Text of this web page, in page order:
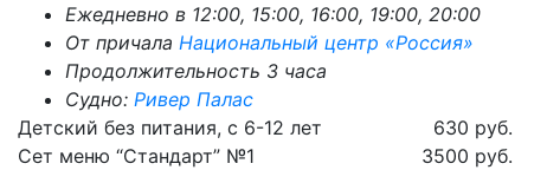
Ежедневно в 12:00, 15:00, 16:00, 19:00, 20:00
От причала Национальный центр «Россия»
Продолжительность 3 часа
Судно: Ривер Палас
Детский без питания, с 6-12 лет
630 руб.
Сет меню “Стандарт” №1
3500 руб.